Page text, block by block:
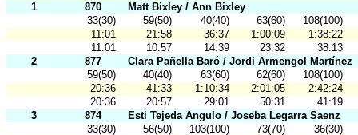
1
870
Matt Bixley / Ann Bixley
33(30)
59(50) 40(40) 63(60)
108(100)
11:01
21:58 36:37 1:00:09
1:38:22
11:01
10:57 14:39 23:32
38:13
2
877
Clara Pañella Baró / Jordi Armengol Martínez
59(50)
40(40) 63(60) 62(60)
108(100)
20:36
41:33 1:10:34 2:01:05
2:42:24
20:36
20:57 29:01 50:31
41:19
3
874
Esti Tejeda Angulo / Joseba Legarra Saenz
33(30)
56(50) 103(100) 73(70)
36(30)